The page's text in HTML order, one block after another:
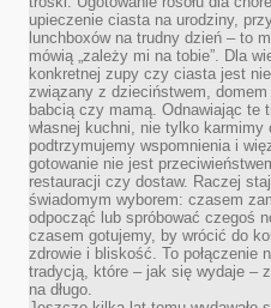
upieczenie ciasta na urodziny,
lunchboxów na trudny dzień – to
mówią „zależy mi na tobie”. Dla
konkretnej zupy czy ciasta jest
związany z dzieciństwem, domem
babcią czy mamą. Odnawiając te
własnej kuchni, nie tylko karmimy
podtrzymujemy wspomnienia i
gotowanie nie jest
restauracji czy dostaw. Raczej
świadomym wyborem: czasem
odpocząć lub spróbować czegoś
czasem gotujemy, by wrócić do
zdrowie i bliskość. To połączenie
tradycją, które – jak się wydaje –
na długo.